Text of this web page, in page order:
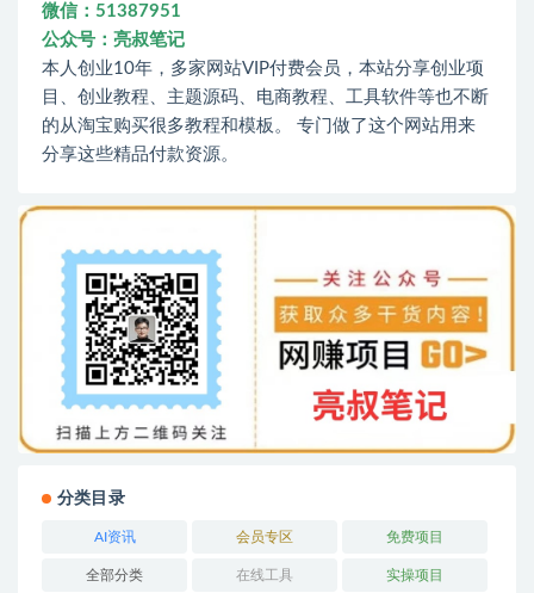
微信：51387951
公众号：亮叔笔记
本人创业10年，多家网站VIP付费会员，本站分享创业项
目、创业教程、主题源码、电商教程、工具软件等也不断
的从淘宝购买很多教程和模板。 专门做了这个网站用来
分享这些精品付款资源。
分类目录
AI资讯 会员专区 免费项目
全部分类 在线工具 实操项目